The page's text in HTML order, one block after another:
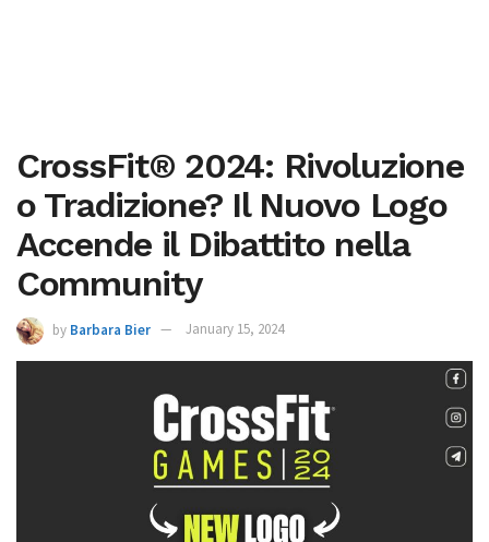
CrossFit® 2024: Rivoluzione
o Tradizione? Il Nuovo Logo
Accende il Dibattito nella
Community
by Barbara Bier January 15, 2024